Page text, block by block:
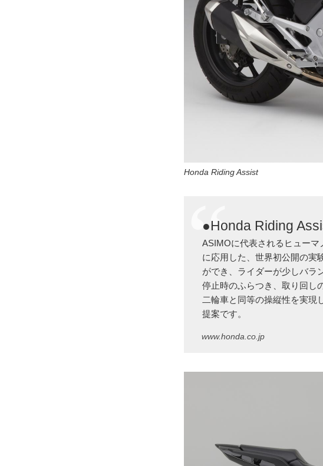
Honda Riding Assist
●Honda Riding
ASIMOに代表されるヒュー
に応用した、世界初公開の実
ができ、ライダーが少しバラ
停止時のふらつき、取り回し
二輪車と同等の操縦性を実現
提案です。
www.honda.co.jp